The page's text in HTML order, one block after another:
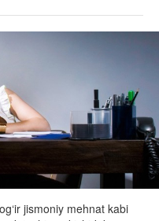
jismoniy mehnat kabi